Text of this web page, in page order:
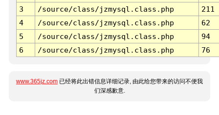
3 /source/class/jzmysql.class.php
211
4
/source/class/jzmysql.class.php
62
5
/source/class/jzmysql.class.php
94
6
/source/class/jzmysql.class.php 76
www.365jz.com 已经将此出错信息详细记录, 由此给您带来的访问不便我
们深感歉意.